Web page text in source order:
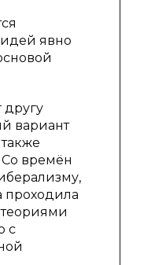
явно
другу
вариант
Со времён
проходила
с